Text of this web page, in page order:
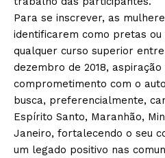
Para se inscrever, as
identificarem como pretas
qualquer curso superior
dezembro de 2018,
comprometimento com o
busca, preferencialmente,
Espírito Santo, Maranhão,
Janeiro, fortalecendo o seu
um legado positivo nas